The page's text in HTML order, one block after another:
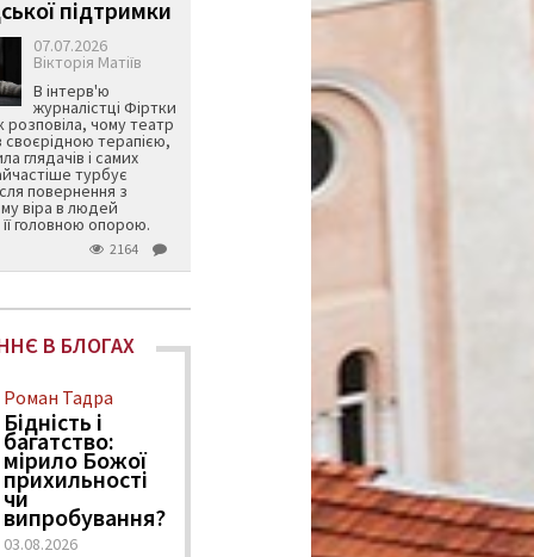
підтримки
07.07.2026
Вікторія Матіїв
В інтерв'ю
журналістці Фіртки
чому театр
своєрідною терапією,
глядачів і самих
турбує
повернення з
віра в людей
головною опорою.
2164
В БЛОГАХ
Роман Тадра
Бідність і
багатство:
мірило Божої
прихильності
чи
випробування?
03.08.2026